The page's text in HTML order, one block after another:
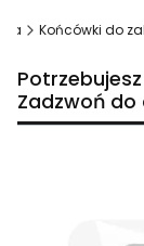
Końcówki do
Zadzwoń do